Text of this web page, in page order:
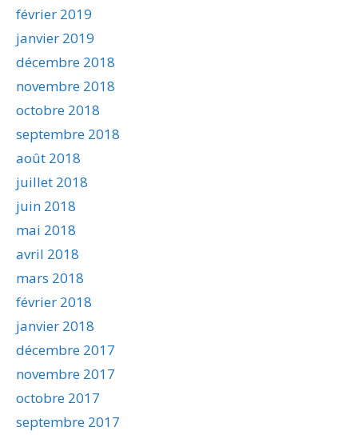
février 2019
janvier 2019
décembre 2018
novembre 2018
octobre 2018
septembre 2018
août 2018
juillet 2018
juin 2018
mai 2018
avril 2018
mars 2018
février 2018
janvier 2018
décembre 2017
novembre 2017
octobre 2017
septembre 2017